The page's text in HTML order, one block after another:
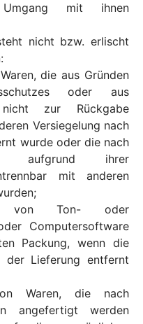
mit ihnen
nicht bzw. erlischt
die aus Gründen
oder aus
nicht zur Rückgabe
Versiegelung nach
wurde oder die nach
aufgrund ihrer
mit anderen
von Ton- oder
Computersoftware
Packung, wenn die
der Lieferung entfernt
Waren, die nach
angefertigt werden